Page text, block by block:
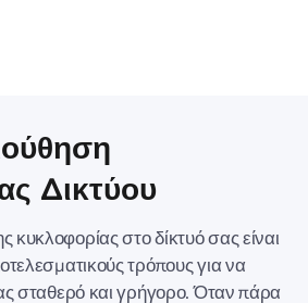
Δικτύου
στο δίκτυό σας είναι
τρόπους για να
σταθερό και γρήγορο. Όταν πάρα